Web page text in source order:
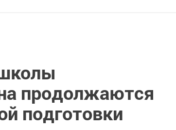
продолжаются
подготовки